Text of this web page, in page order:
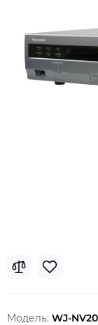
Модель: WJ-